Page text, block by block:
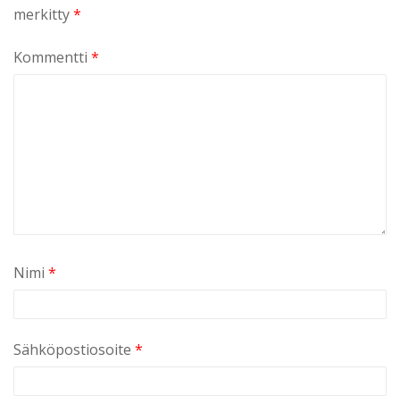
merkitty*
Kommentti *
Nimi *
Sähköpostiosoite *